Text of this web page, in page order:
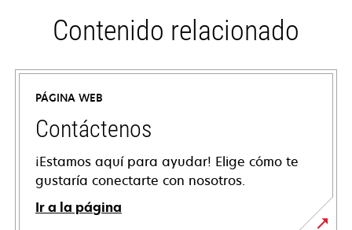
Contenido relacionado
PÁGINA WEB
Contáctenos
¡Estamos aquí para ayudar! Elige cómo te
gustaría conectarte con nosotros.
Ir a la página